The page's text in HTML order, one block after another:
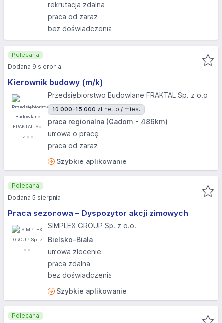
rekrutacja zdalna
praca od zaraz
bez doświadczenia
Kierownik budowy (m/k)
Przedsiębiorstwo Budowlane FRAKTAL Sp. z o.o
10 000-15 000 zł netto / mies.
praca regionalna (Gadom - 486km)
umowa o pracę
praca od zaraz
Szybkie aplikowanie
Polecana
Dodana 9 sierpnia
Praca sezonowa – Dyspozytor akcji zimowych
SIMPLEX GROUP Sp. z o.o.
Bielsko-Biała
umowa zlecenie
praca zdalna
bez doświadczenia
Szybkie aplikowanie
Polecana
Dodana 5 sierpnia
Polecana